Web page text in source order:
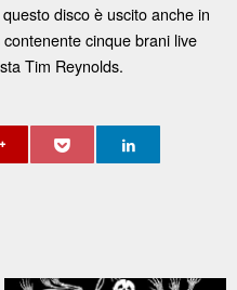
disco è uscito anche in
cinque brani live
Tim Reynolds.